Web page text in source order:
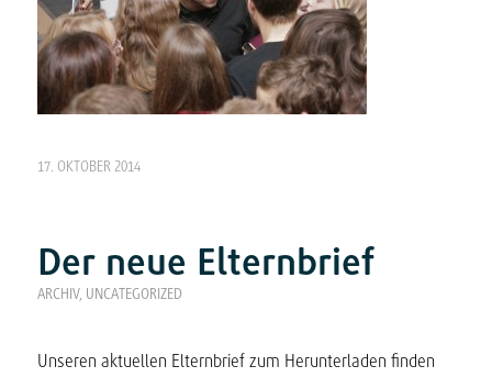
17. OKTOBER 2014
Der neue Elternbrief
ARCHIV, UNCATEGORIZED
Unseren aktuellen Elternbrief zum Herunterladen finden